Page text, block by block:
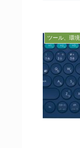
ツール、環境